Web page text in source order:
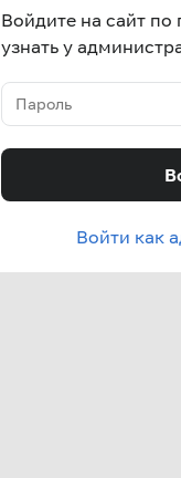
Войдите на сайт
узнать у
Войти как